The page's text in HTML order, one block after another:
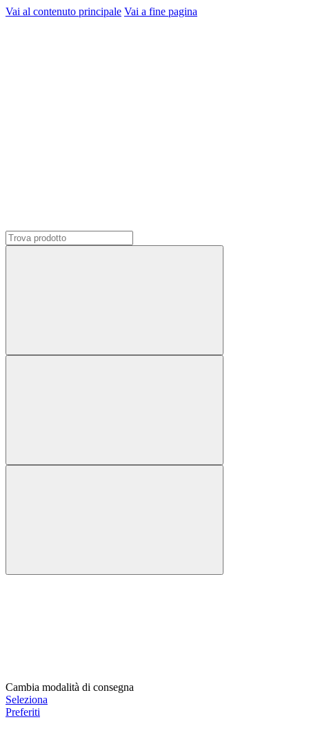
Vai al contenuto principale Vai a fine pagina
Cambia modalità di consegna
Seleziona
Preferiti